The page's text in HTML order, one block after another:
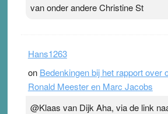
van onder andere Christine St
Hans1263
on Bedenkingen bij het rapport over
Ronald Meester en Marc Jacobs
@Klaas van Dijk Aha, via de link